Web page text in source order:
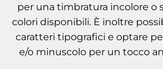
per una timbratura incolore o
colori disponibili. È inoltre
caratteri tipografici e optare
e/o minuscolo per un tocco